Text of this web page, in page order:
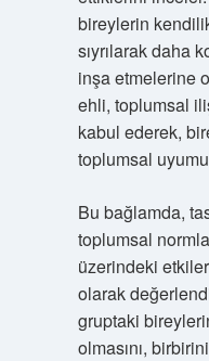
bireylerin
sıyrılarak daha
inşa etmelerine
ehli, toplumsal
kabul ederek,
toplumsal
Bu bağlamda,
toplumsal
üzerindeki
olarak
gruptaki
olmasını,